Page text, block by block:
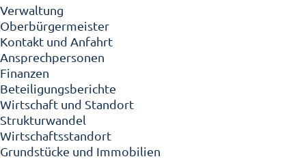
Verwaltung
Oberbürgermeister
Kontakt und Anfahrt
Ansprechpersonen
Finanzen
Beteiligungsberichte
Wirtschaft und Standort
Strukturwandel
Wirtschaftsstandort
Grundstücke und Immobilien